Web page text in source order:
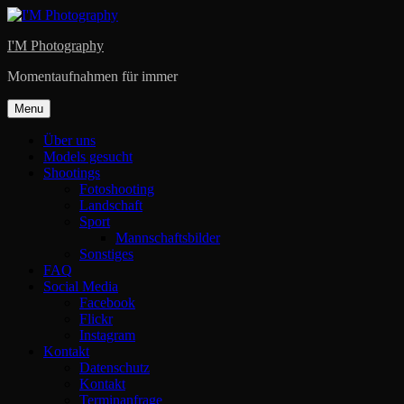
Skip
content
I'M Photography
Momentaufnahmen für immer
Menu
Über uns
Models gesucht
Shootings
Fotoshooting
Landschaft
Sport
Mannschaftsbilder
Sonstiges
FAQ
Social Media
Facebook
Flickr
Instagram
Kontakt
Datenschutz
Kontakt
Terminanfrage